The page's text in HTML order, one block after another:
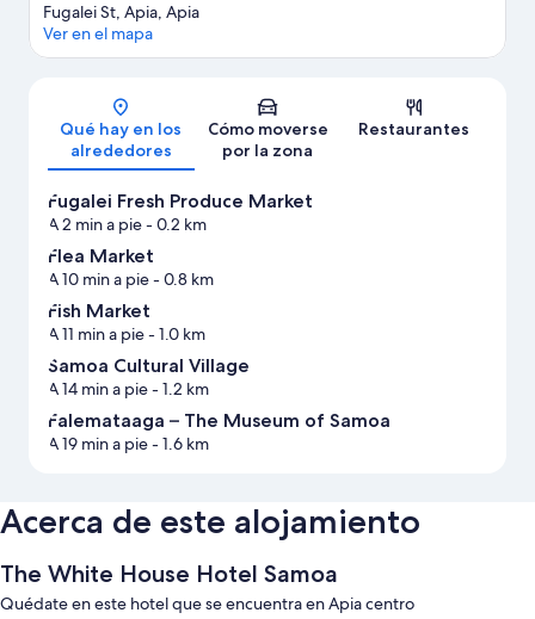
Mapa
Fugalei St, Apia, Apia
Ver en el mapa
Qué hay en los
alrededores
Cómo moverse
por la zona
Restaurantes
Fugalei Fresh Produce Market
A 2 min a pie- 0.2 km
Flea Market
A 10 min a pie- 0.8 km
Fish Market
A 11 min a pie- 1.0 km
Samoa Cultural Village
A 14 min a pie- 1.2 km
Falemataaga – The Museum of Samoa
A 19 min a pie- 1.6 km
Acerca de este alojamiento
The White House Hotel Samoa
Quédate en este hotel que se encuentra en Apia centro